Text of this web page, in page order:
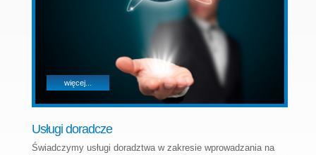
więcej...
Usługi doradcze
Świadczymy usługi doradztwa w zakresie wprowadzania na